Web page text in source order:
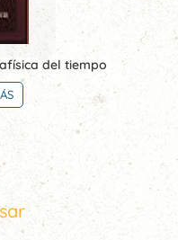
del tiempo